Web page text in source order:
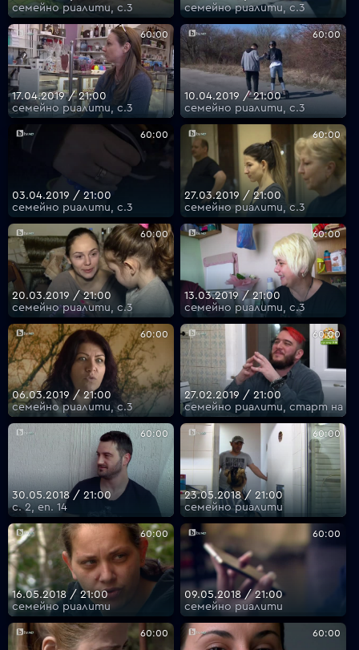
семейно риалити, с.3
семейно риалити, с.3
60:00
17.04.2019 / 21:00
семейно риалити, с.3
60:00
10.04.2019 / 21:00
семейно риалити, с.3
60:00
03.04.2019 / 21:00
семейно риалити, с.3
60:00
27.03.2019 / 21:00
семейно риалити, с.3
60:00
20.03.2019 / 21:00
семейно риалити, с.3
60:00
13.03.2019 / 21:00
семейно риалити, с.3
60:00
06.03.2019 / 21:00
семейно риалити, с.3
60:00
27.02.2019 / 21:00
семейно риалити, старт на
60:00
30.05.2018 / 21:00
с. 2, еп. 14
60:00
23.05.2018 / 21:00
семейно риалити
60:00
16.05.2018 / 21:00
семейно риалити
60:00
09.05.2018 / 21:00
семейно риалити
60:00 60:00